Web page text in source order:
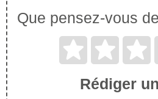
Que pensez-vous
Rédiger